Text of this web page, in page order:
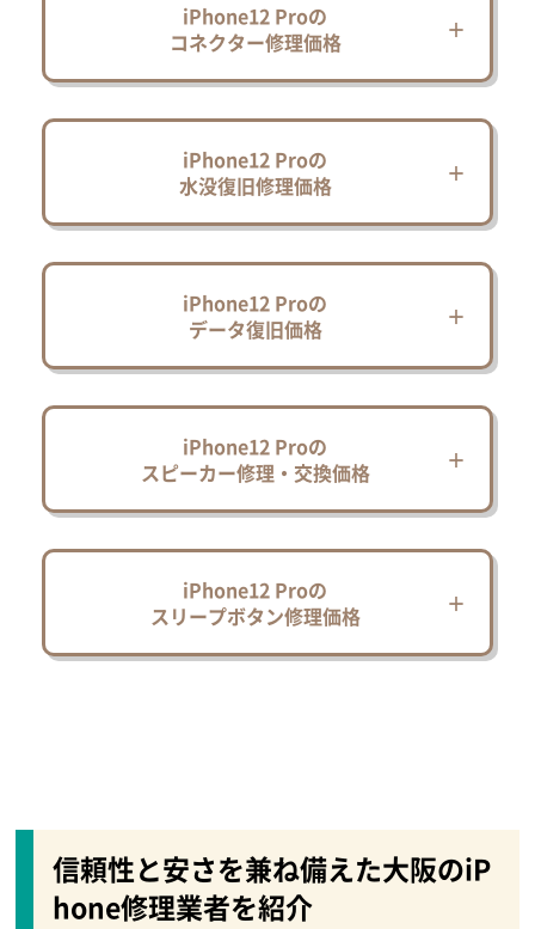
iPhone12 Proの
コネクター修理価格
iPhone12 Proの
水没復旧修理価格
iPhone12 Proの
データ復旧価格
iPhone12 Proの
スピーカー修理・交換価格
iPhone12 Proの
スリープボタン修理価格
信頼性と安さを兼ね備えた大阪のiP
hone修理業者を紹介